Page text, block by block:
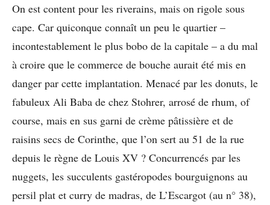
On est content pour les riverains, mais on rigole sous
cape. Car quiconque connaît un peu le quartier –
incontestablement le plus bobo de la capitale – a du mal
à croire que le commerce de bouche aurait été mis en
danger par cette implantation. Menacé par les donuts, le
fabuleux Ali Baba de chez Stohrer, arrosé de rhum, of
course, mais en sus garni de crème pâtissière et de
raisins secs de Corinthe, que l’on sert au 51 de la rue
depuis le règne de Louis XV ? Concurrencés par les
nuggets, les succulents gastéropodes bourguignons au
persil plat et curry de madras, de L’Escargot (au n° 38),